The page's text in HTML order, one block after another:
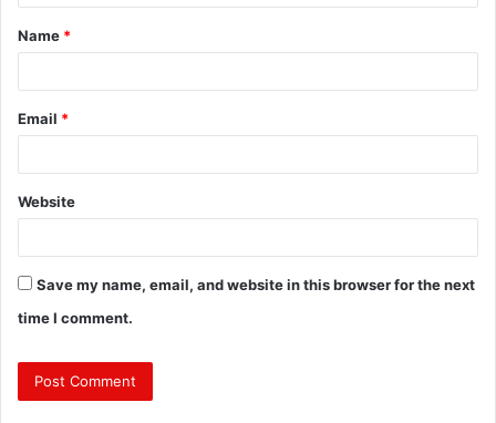
t
*
Name *
Email *
Website
Save my name, email, and website in this browser for the next
time I comment.